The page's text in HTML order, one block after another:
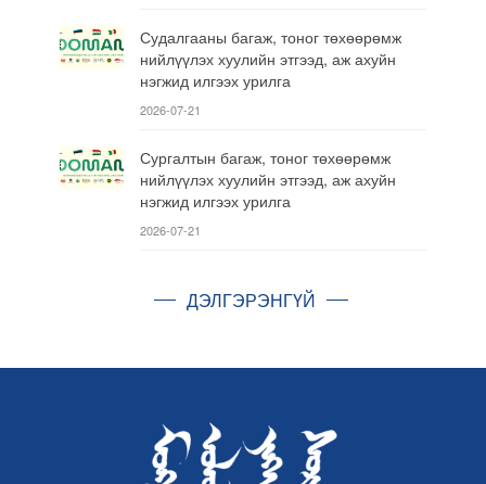
Судалгааны багаж, тоног төхөөрөмж
нийлүүлэх хуулийн этгээд, аж ахуйн
нэгжид илгээх урилга
2026-07-21
Сургалтын багаж, тоног төхөөрөмж
нийлүүлэх хуулийн этгээд, аж ахуйн
нэгжид илгээх урилга
2026-07-21
ДЭЛГЭРЭНГҮЙ